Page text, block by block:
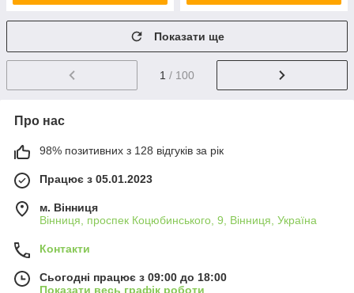
Показати ще
1 / 100
Про нас
98% позитивних з 128 відгуків за рік
Працює з 05.01.2023
м. Вінниця
Вінниця, проспек Коцюбинського, 9, Вінниця, Україна
Контакти
Сьогодні працює з 09:00 до 18:00
Показати весь графік роботи